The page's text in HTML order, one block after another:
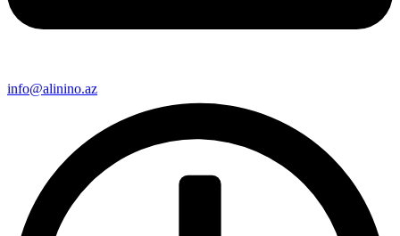
info@alinino.az